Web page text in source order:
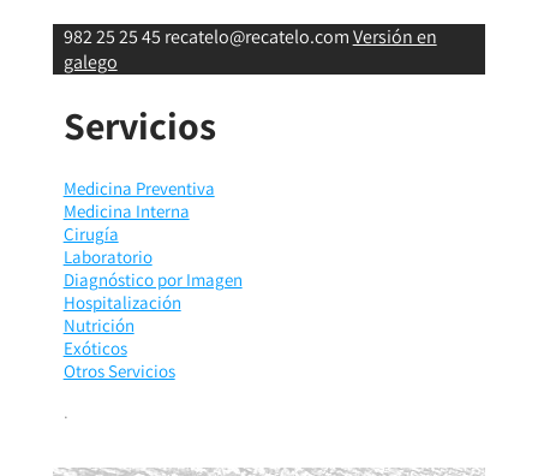
982 25 25 45 recatelo@recatelo.comVersión en
galego
Servicios
Medicina Preventiva
Medicina Interna
Cirugía
Laboratorio
Diagnóstico por Imagen
Hospitalización
Nutrición
Exóticos
Otros Servicios
.